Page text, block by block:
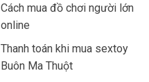
Cách mua đồ chơi người lớn
online
Thanh toán khi mua sextoy
Buôn Ma Thuột